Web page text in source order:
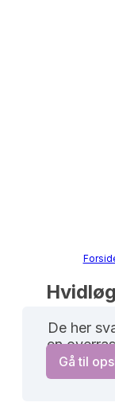
De her
en
Gå til